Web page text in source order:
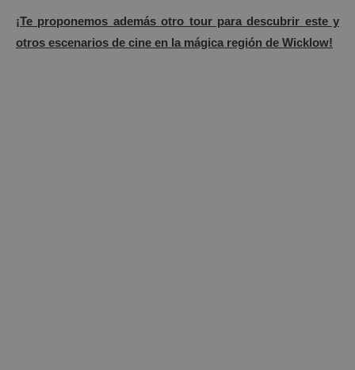
¡Te proponemos además otro tour para descubrir este y
otros escenarios de cine en la mágica región de Wicklow!